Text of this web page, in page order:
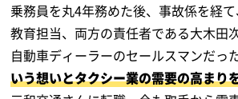
乗務員を丸4年務めた後、事故係を経
教育担当、両方の責任者である大木田
自動車ディーラーのセールスマンだっ
いう想いとタクシー業の需要の高まり